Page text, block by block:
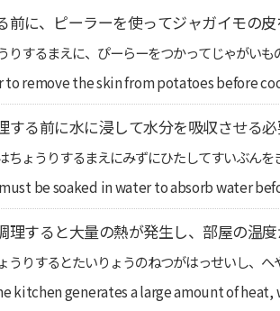
前に、ピーラーを使ってジャガイモの皮
りするまえに、ぴーらーをつかってじゃがいも
to remove the skin from potatoes before
する前に水に浸して水分を吸収させる必
ちょうりするまえにみずにひたしてすいぶんを
be soaked in water to absorb water
理すると大量の熱が発生し、部屋の温度
うりするとたいりょうのねつがはっせいし、へ
kitchen generates a large amount of